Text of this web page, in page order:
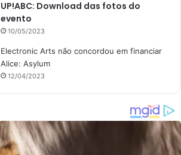
UP!ABC: Download das fotos do
evento
10/05/2023
Electronic Arts não concordou em financiar
Alice: Asylum
12/04/2023